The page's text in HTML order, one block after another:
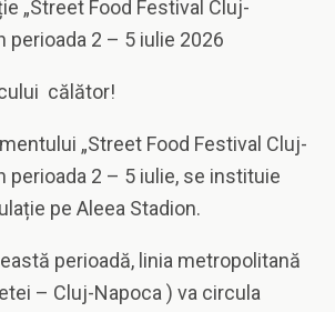
„Street Food Festival Cluj-
perioada 2 – 5 iulie 2026
călător!
„Street Food Festival Cluj-
perioada 2 – 5 iulie, se instituie
pe Aleea Stadion.
perioadă, linia metropolitană
– Cluj-Napoca ) va circula